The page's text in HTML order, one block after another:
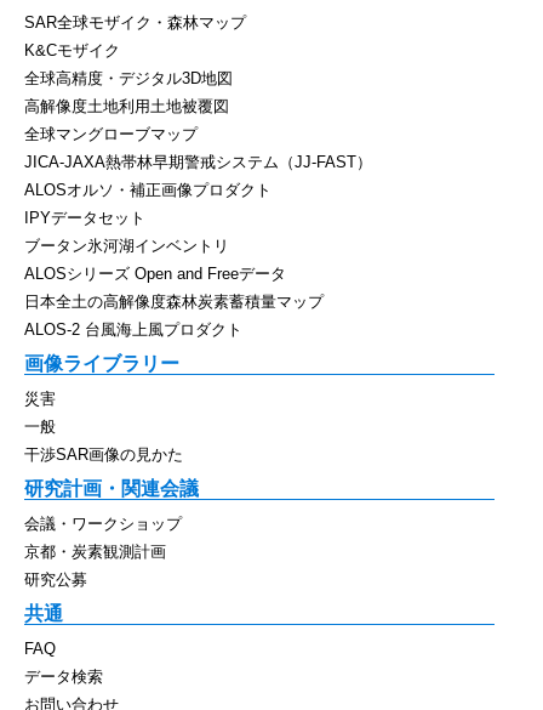
SAR全球モザイク・森林マップ
K&Cモザイク
全球高精度・デジタル3D地図
高解像度土地利用土地被覆図
全球マングローブマップ
JICA-JAXA熱帯林早期警戒システム（JJ-FAST）
ALOSオルソ・補正画像プロダクト
IPYデータセット
ブータン氷河湖インベントリ
ALOSシリーズ Open and Freeデータ
日本全土の高解像度森林炭素蓄積量マップ
ALOS-2 台風海上風プロダクト
画像ライブラリー
災害
一般
干渉SAR画像の見かた
研究計画・関連会議
会議・ワークショップ
京都・炭素観測計画
研究公募
共通
FAQ
データ検索
お問い合わせ